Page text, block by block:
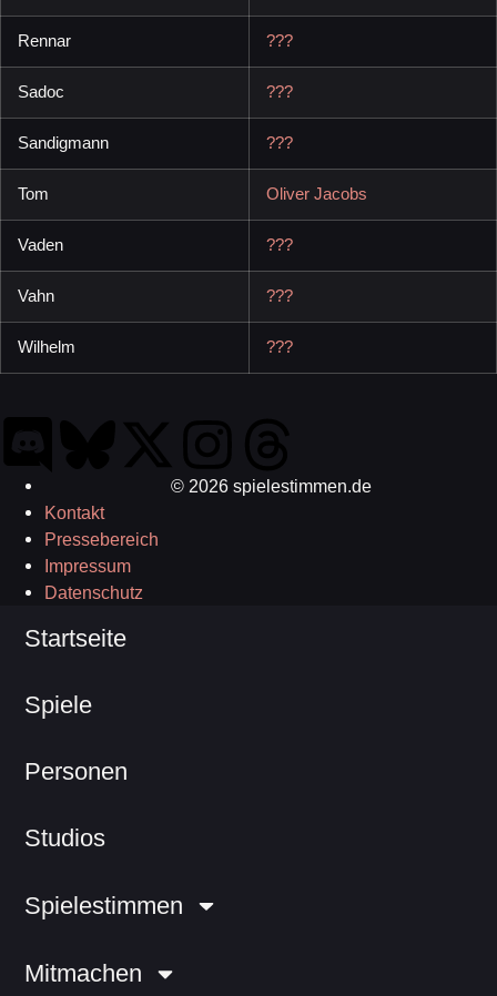
Rennar ???
Sadoc ???
Sandigmann ???
Tom Oliver Jacobs
Vaden ???
Vahn ???
Wilhelm ???
© 2026 spielestimmen.de
Kontakt
Pressebereich
Impressum
Datenschutz
Startseite
Spiele
Personen
Studios
Spielestimmen
Mitmachen